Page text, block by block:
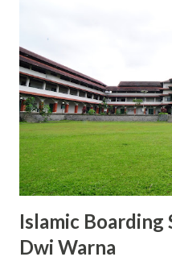
harga tersebut, kamu sudah
berkualitas dengan manfaat
Memikat dan Tahan Lama
varian aroma yang tidak
tahan lama. Varian seperti
menjadi favorit banyak
elegan dan tidak
Islamic Boarding
Dwi Warna